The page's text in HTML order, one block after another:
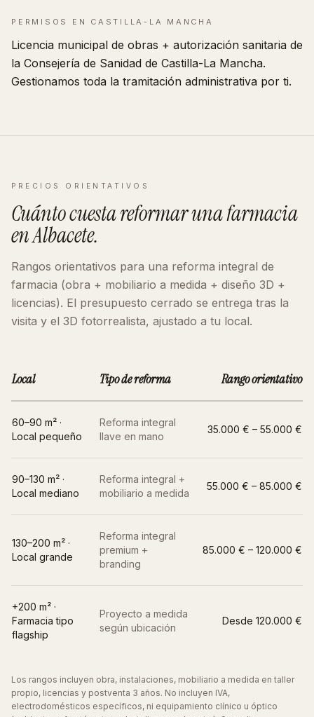
PERMISOS EN CASTILLA-LA MANCHA
Licencia municipal de obras + autorización sanitaria de
la Consejería de Sanidad de Castilla-La Mancha.
Gestionamos toda la tramitación administrativa por ti.
PRECIOS ORIENTATIVOS
Cuánto cuesta reformaruna farmacia
enAlbacete.
Rangos orientativos para una reforma integral de
farmacia (obra + mobiliario a medida + diseño 3D +
licencias). El presupuesto cerrado se entrega tras la
visita y el 3D fotorrealista, ajustado a tu local.
Local Tipo de reforma Rango orientativo
60–90 m² ·
Local pequeño
Reforma integral
llave en mano
35.000 € – 55.000 €
90–130 m² ·
Local mediano
Reforma integral +
mobiliario a medida
55.000 € – 85.000 €
130–200 m² ·
Local grande
Reforma integral
premium +
branding
85.000 € – 120.000 €
+200 m² ·
Farmacia tipo
flagship
Proyecto a medida
según ubicación
Desde 120.000 €
Los rangos incluyen obra, instalaciones, mobiliario a medida en taller
propio, licencias y postventa 3 años. No incluyen IVA,
electrodomésticos específicos, ni equipamiento clínico u óptico